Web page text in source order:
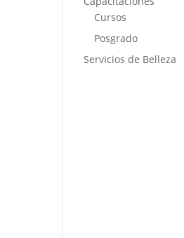
Cursos
Posgrado
Servicios de Belleza